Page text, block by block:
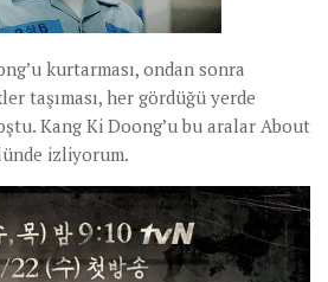
kurtarması, ondan sonra
taşıması, her gördüğü yerde
Kang Ki Doong’u bu aralar About
izliyorum.